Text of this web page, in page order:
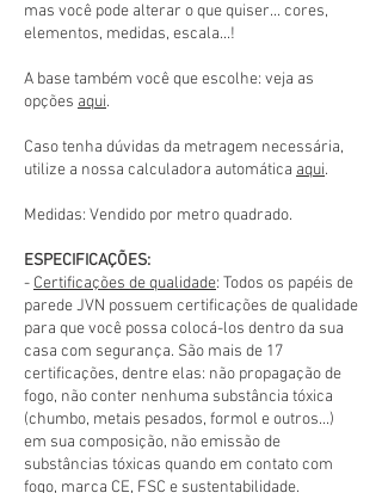
mas você pode alterar o que quiser... cores,
elementos, medidas, escala...!
A base também você que escolhe: veja as
opções aqui.
Caso tenha dúvidas da metragem necessária,
utilize a nossa calculadora automática aqui.
Medidas: Vendido por metro quadrado.
ESPECIFICAÇÕES:
- Certificações de qualidade: Todos os papéis de
parede JVN possuem certificações de qualidade
para que você possa colocá-los dentro da sua
casa com segurança. São mais de 17
certificações, dentre elas: não propagação de
fogo, não conter nenhuma substância tóxica
(chumbo, metais pesados, formol e outros...)
em sua composição, não emissão de
substâncias tóxicas quando em contato com
fogo, marca CE, FSC e sustentabilidade.